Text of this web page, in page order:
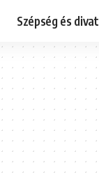
Szépség és divat